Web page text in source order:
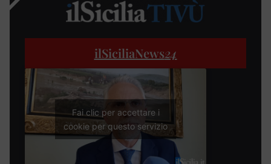
ilSiciliaNews24
Fai clic per accettare i
cookie per questo servizio